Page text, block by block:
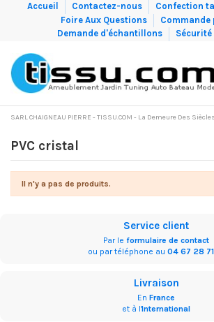
Accueil Contactez-nous
Confection
Foire Aux Questions
Commande
Demande d'échantillons
SARL CHAIGNEAU PIERRE - TISSU.COM - La Demeure Des Siècles
PVC cristal
Il n'y a pas de produits.
Service client
Par le formulaire de contact
ou par téléphone au 04 67 28 71
Livraison
En France
et à l'International